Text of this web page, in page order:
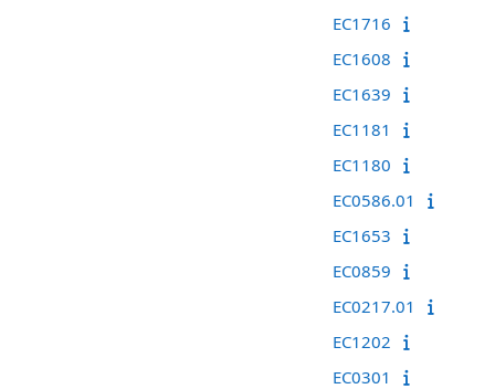
EC1716
EC1608
EC1639
EC1181
EC1180
EC0586.01
EC1653
EC0859
EC0217.01
EC1202
EC0301